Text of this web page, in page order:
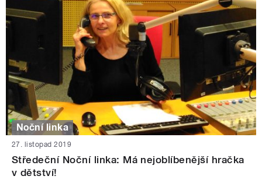
Noční linka
27. listopad 2019
Středeční Noční linka: Má nejoblíbenější hračka
v dětství!